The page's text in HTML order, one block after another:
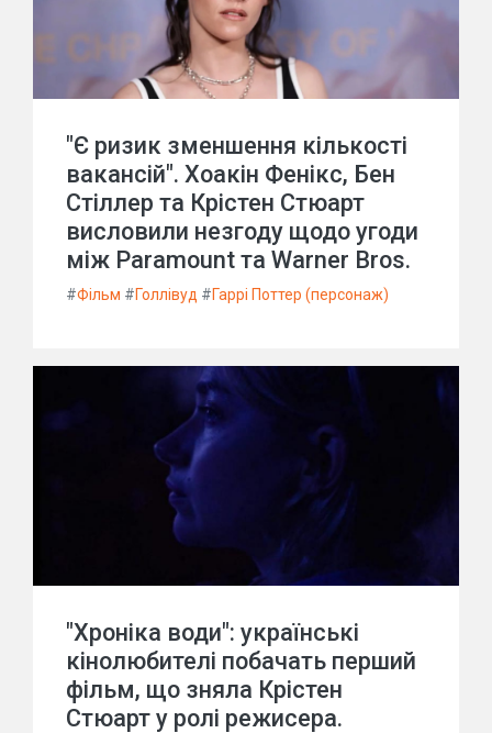
"Є ризик зменшення кількості
вакансій". Хоакін Фенікс, Бен
Стіллер та Крістен Стюарт
висловили незгоду щодо угоди
між Paramount та Warner Bros.
#Фільм #Голлівуд #Гаррі Поттер (персонаж)
"Хроніка води": українські
кінолюбителі побачать перший
фільм, що зняла Крістен
Стюарт у ролі режисера.